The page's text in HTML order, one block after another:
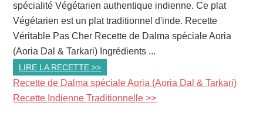
spécialité Végétarien authentique indienne. Ce plat
Végétarien est un plat traditionnel d'inde. Recette
Véritable Pas Cher Recette de Dalma spéciale Aoria
(Aoria Dal & Tarkari) Ingrédients ...
LIRE LA RECETTE >>
Recette de Dalma spéciale Aoria (Aoria Dal & Tarkari)
Recette Indienne Traditionnelle >>